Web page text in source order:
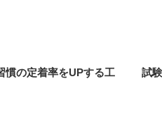
慣の定着率をUPする工
試